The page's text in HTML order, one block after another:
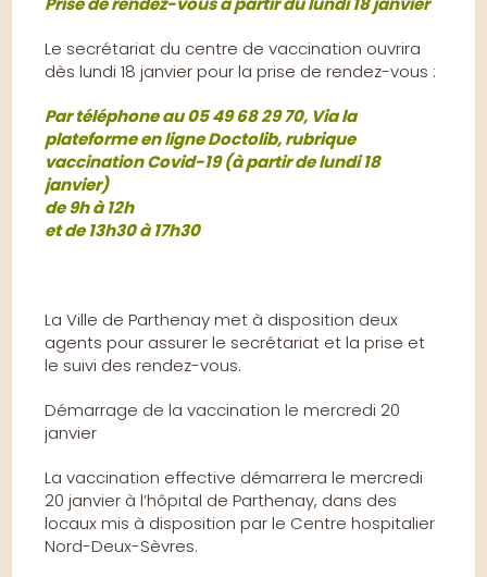
Le secrétariat du centre de vaccination ouvrira
dès lundi 18 janvier pour la prise de rendez-vous :
Par téléphone au 05 49 68 29 70, Via la
plateforme en ligne Doctolib, rubrique
vaccination Covid-19 (à partir de lundi 18
janvier)
de 9h à 12h
et de 13h30 à 17h30
La Ville de Parthenay met à disposition deux
agents pour assurer le secrétariat et la prise et
le suivi des rendez-vous.
Démarrage de la vaccination le mercredi 20
janvier
La vaccination effective démarrera le mercredi
20 janvier à l’hôpital de Parthenay, dans des
locaux mis à disposition par le Centre hospitalier
Nord-Deux-Sèvres.